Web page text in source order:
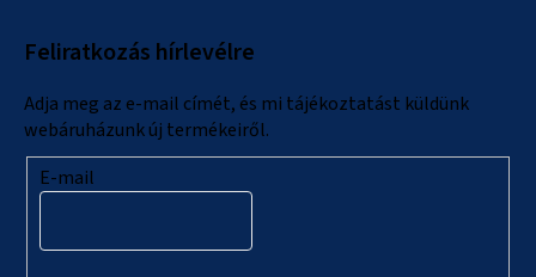
Feliratkozás hírlevélre
Adja meg az e-mail címét, és mi tájékoztatást küldünk
webáruházunk új termékeiről.
E-mail